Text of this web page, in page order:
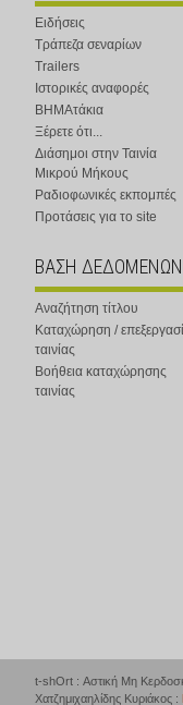
Ειδήσεις
Τράπεζα σεναρίων
Trailers
Ιστορικές αναφορές
ΒΗΜΑτάκια
Ξέρετε ότι...
Διάσημοι στην Ταινία
Μικρού Μήκους
Ραδιοφωνικές εκπομπές
Προτάσεις για το site
ΒΑΣΗ ΔΕΔΟΜΕΝΩΝ
Αναζήτηση τίτλου
Καταχώρηση /
ταινίας
Βοήθεια καταχώρησης
ταινίας
t-shOrt : Αστική Μη
Χατζημιχαηλίδης Κυριάκος :